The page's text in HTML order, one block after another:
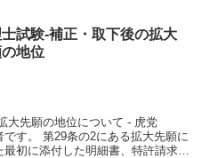
試験-補正・取下後の拡大
地位
大先願の地位について - 虎党
す。 第29条の2にある拡大先願に
初に添付した明細書、特許請求の